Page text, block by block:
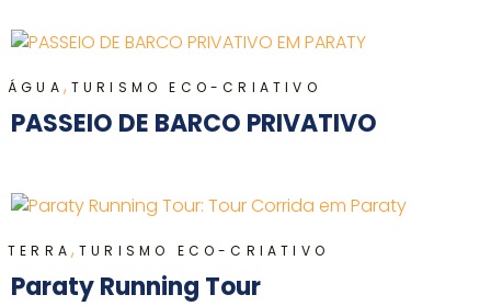
ÁGUA , TURISMO ECO-CRIATIVO
PASSEIO DE BARCO PRIVATIVO
TERRA , TURISMO ECO-CRIATIVO
Paraty Running Tour